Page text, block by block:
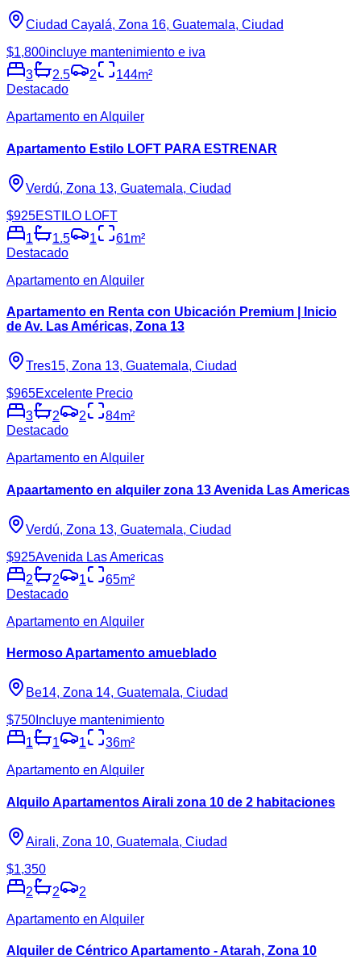
Ciudad Cayalá, Zona 16, Guatemala, Ciudad
$1,800incluye mantenimiento e iva
3
2.5 2 144m²
Destacado
Apartamento en Alquiler
Apartamento Estilo LOFT PARA ESTRENAR
Verdú, Zona 13, Guatemala, Ciudad
$925ESTILO LOFT
1
1.5 1 61m²
Destacado
Apartamento en Alquiler
Apartamento en Renta con Ubicación Premium | Inicio
de Av. Las Américas, Zona 13
Tres15, Zona 13, Guatemala, Ciudad
$965Excelente Precio
3
2 2 84m²
Destacado
Apartamento en Alquiler
Apaartamento en alquiler zona 13 Avenida Las Americas
Verdú, Zona 13, Guatemala, Ciudad
$925Avenida Las Americas
2
2 1 65m²
Destacado
Apartamento en Alquiler
Hermoso Apartamento amueblado
Be14, Zona 14, Guatemala, Ciudad
$750 Incluye mantenimiento
1
1 1 36m²
Apartamento en Alquiler
Alquilo Apartamentos Airali zona 10 de 2 habitaciones
Airali, Zona 10, Guatemala, Ciudad
$1,350
2
2
2
Apartamento en Alquiler
Alquiler de Céntrico Apartamento - Atarah, Zona 10